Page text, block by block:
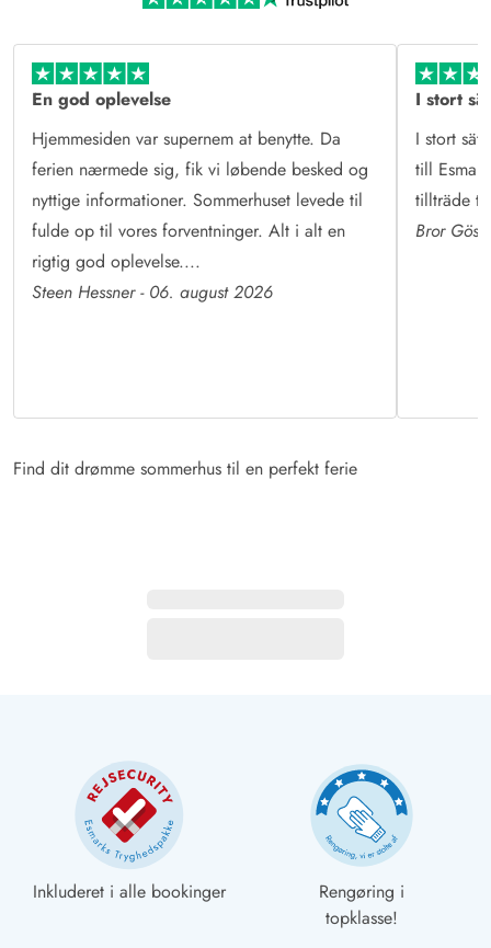
En god oplevelse
Hjemmesiden var supernem at benytte. Da
ferien nærmede sig, fik vi løbende besked og
nyttige informationer. Sommerhuset levede til
fulde op til vores forventninger. Alt i alt en
rigtig god oplevelse....
Steen Hessner - 06. august 2026
I stort
I stort
till
tillträde
Bror
Find dit drømme sommerhus til en perfekt ferie
Inkluderet i alle bookinger
Rengøring i
topklasse!